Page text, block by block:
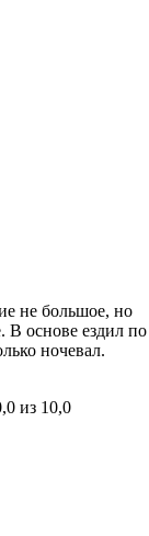
не большое, но
В основе ездил по
ночевал.
из 10,0